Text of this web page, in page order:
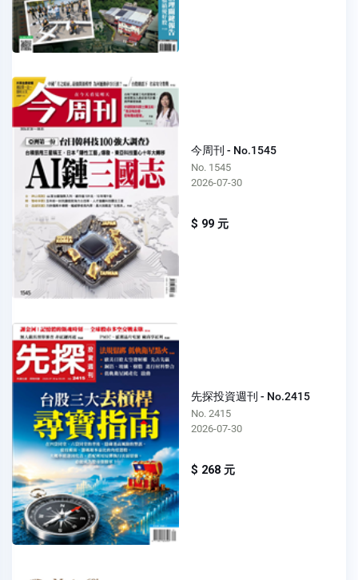
今周刊 - No.1545
No. 1545
2026-07-30
$ 99 元
先探投資週刊 - No.2415
No. 2415
2026-07-30
$ 268 元